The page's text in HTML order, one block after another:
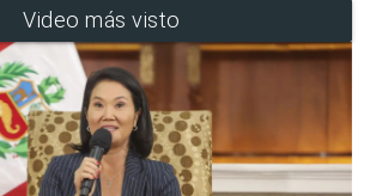
Video más visto